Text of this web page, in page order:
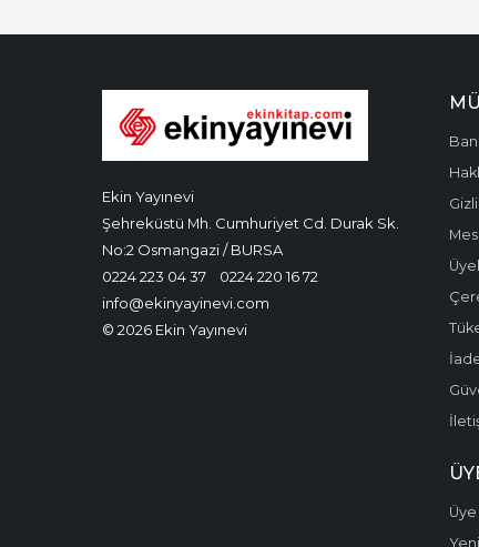
Ekin Yayınevi
Şehreküstü Mh. Cumhuriyet Cd. Durak Sk.
No:2 Osmangazi / BURSA
0224 223 04 37
0224 220 16 72
info@ekinyayinevi.com
© 2026 Ekin Yayınevi
Üye